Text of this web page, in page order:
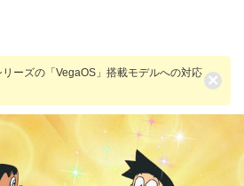
ーズの「VegaOS」搭載モデルへの対応 ×